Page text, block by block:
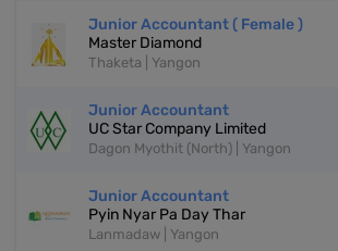
Junior Accountant ( Female )
Master Diamond
Thaketa | Yangon
Junior Accountant
UC Star Company Limited
Dagon Myothit (North) | Yangon
Junior Accountant
Pyin Nyar Pa Day Thar
Lanmadaw | Yangon